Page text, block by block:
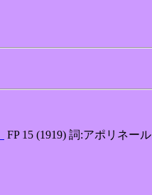
FP 15 (1919) 詞:アポリネール